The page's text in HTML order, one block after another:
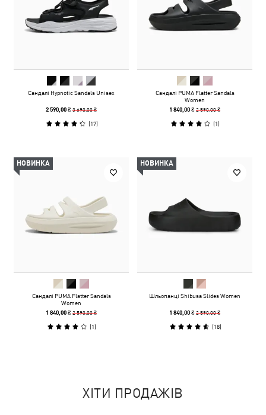
Сандалі Hypnotic Sandals Unisex
2 590,00 ₴3 690,00 ₴
(17)
Сандалі PUMA Flatter Sandals
Women
1 840,00 ₴2 590,00 ₴
(1)
НОВИНКА
Сандалі PUMA Flatter Sandals
Women
1 840,00 ₴2 590,00 ₴
(1)
НОВИНКА
Шльопанці Shibusa Slides Women
1 840,00 ₴2 590,00 ₴
(18)
ХІТИ ПРОДАЖІВ